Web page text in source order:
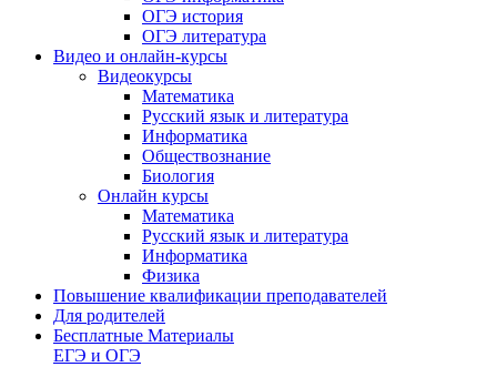
ОГЭ история
ОГЭ литература
Видео и онлайн-курсы
Видеокурсы
Математика
Русский язык и литература
Информатика
Обществознание
Биология
Онлайн курсы
Математика
Русский язык и литература
Информатика
Физика
Повышение квалификации преподавателей
Для родителей
Бесплатные Материалы
ЕГЭ и ОГЭ